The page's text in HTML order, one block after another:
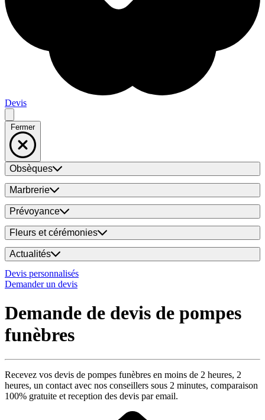
Devis
Fermer
Obsèques
Marbrerie
Prévoyance
Fleurs et cérémonies
Actualités
Devis personnalisés
Demander un devis
Demande de devis de pompes
funèbres
Recevez vos devis de pompes funèbres en moins de 2 heures, 2
heures, un contact avec nos conseillers sous 2 minutes, comparaison
100% gratuite et reception des devis par email.